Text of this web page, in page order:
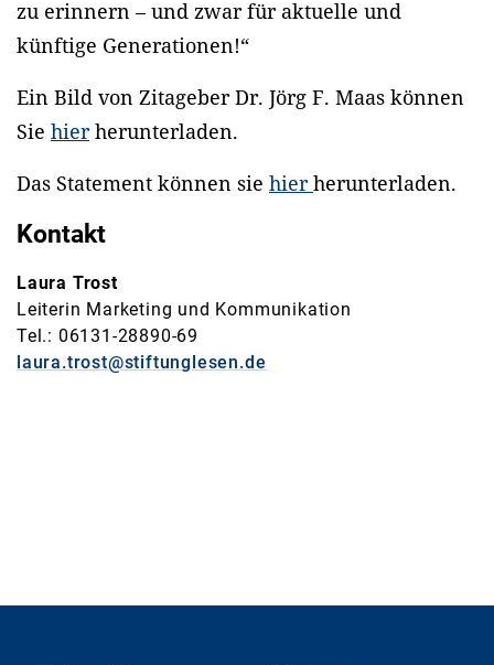
zu erinnern – und zwar für aktuelle und
künftige Generationen!“
Ein Bild von Zitageber Dr. Jörg F. Maas können
Sie hierherunterladen.
Das Statement können sie hierherunterladen.
Kontakt
Laura Trost
Leiterin Marketing und Kommunikation
Tel.: 06131-28890-69
laura.trost@stiftunglesen.de